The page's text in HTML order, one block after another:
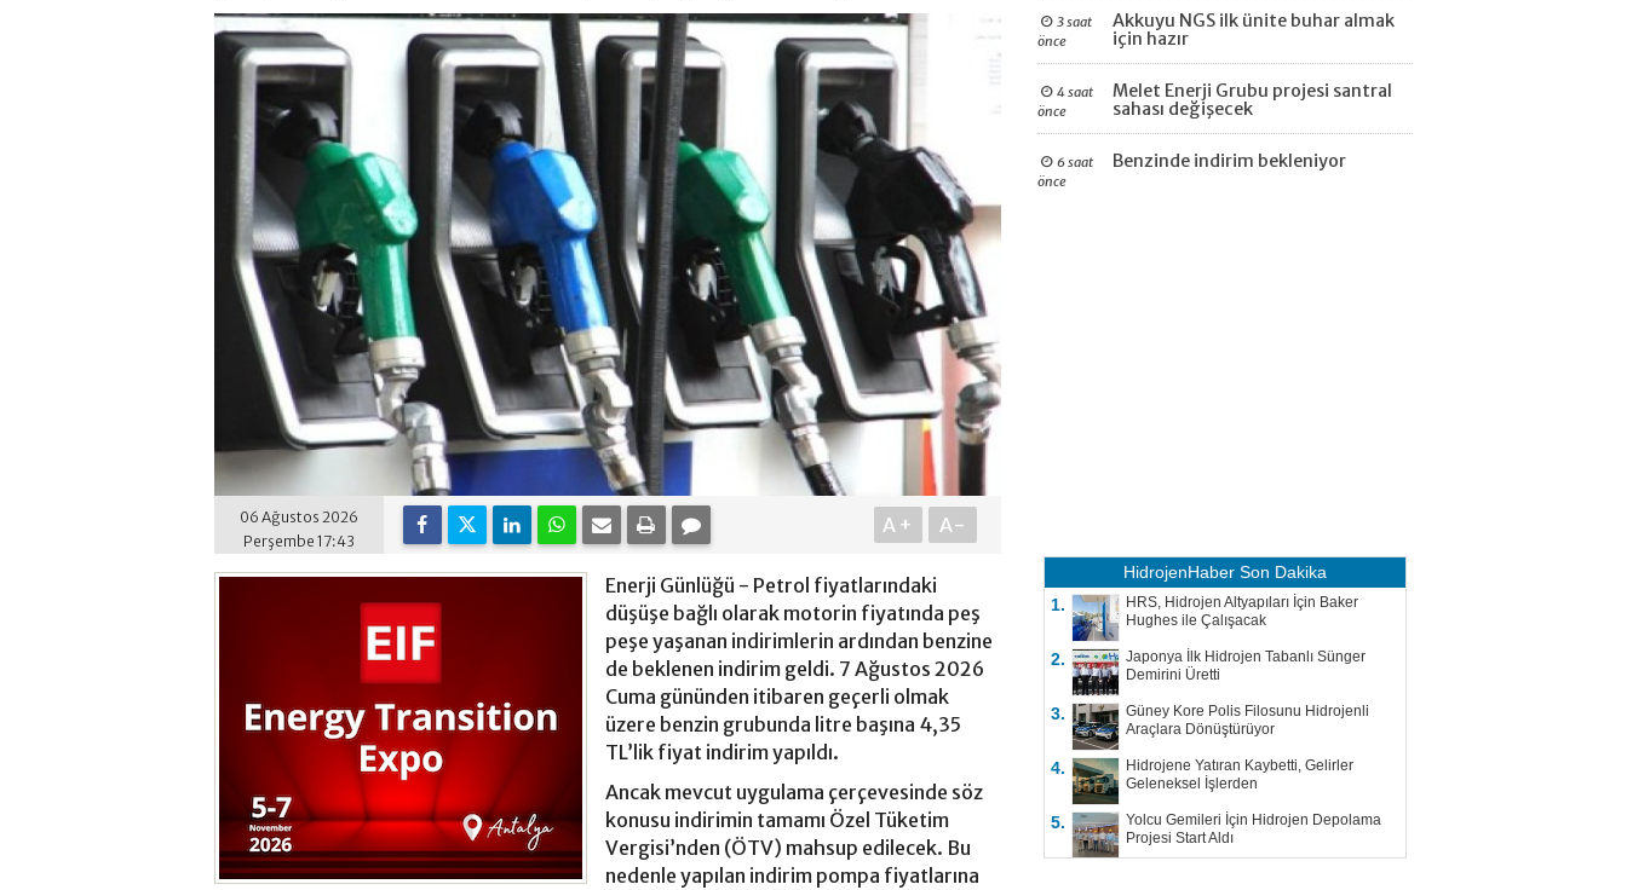
06 Ağustos 2026
Perşembe 17:43
A+ A-
Enerji Günlüğü - Petrol fiyatlarındaki
düşüşe bağlı olarak motorin fiyatında peş
peşe yaşanan indirimlerin ardından benzine
de beklenen indirim geldi. 7 Ağustos 2026
Cuma gününden itibaren geçerli olmak
üzere benzin grubunda litre başına 4,35
TL’lik fiyat indirim yapıldı.
Ancak mevcut uygulama çerçevesinde söz
konusu indirimin tamamı Özel Tüketim
Vergisi’nden (ÖTV) mahsup edilecek. Bu
nedenle yapılan indirim pompa fiyatlarına
3 saat
önce
Akkuyu NGS ilk ünite buhar almak
için hazır
4 saat
önce
Melet Enerji Grubu projesi santral
sahası değişecek
6 saat
önce
Benzinde indirim bekleniyor
HidrojenHaber Son Dakika
1.
HRS, Hidrojen Altyapıları İçin Baker
Hughes ile Çalışacak
2.
Japonya İlk Hidrojen Tabanlı Sünger
Demirini Üretti
3.
Güney Kore Polis Filosunu Hidrojenli
Araçlara Dönüştürüyor
4.
Hidrojene Yatıran Kaybetti, Gelirler
Geleneksel İşlerden
5.
Yolcu Gemileri İçin Hidrojen Depolama
Projesi Start Aldı